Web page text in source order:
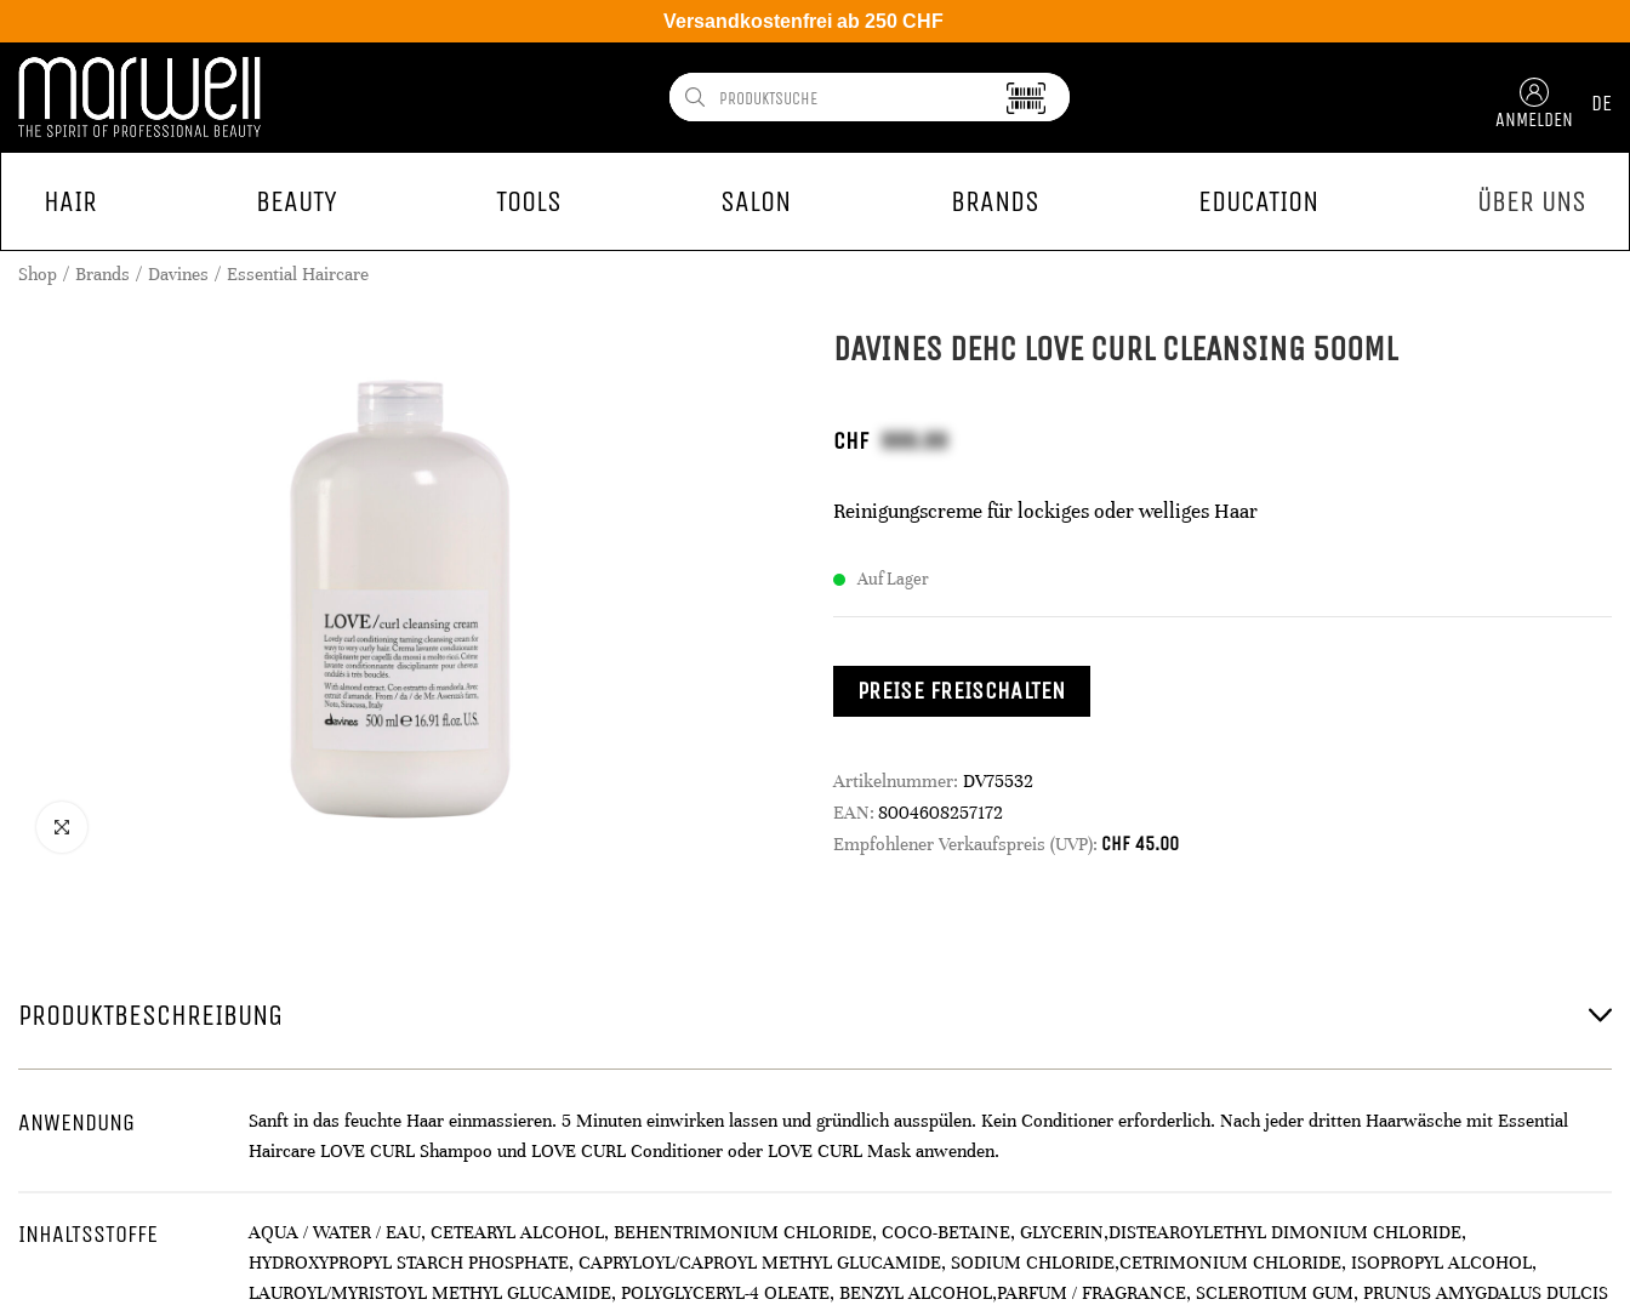
Versandkostenfrei ab 250 CHF
ANMELDEN
DE
HAIR BEAUTY TOOLS SALON BRANDS EDUCATION ÜBER UNS
Shop Brands Davines Essential Haircare
DAVINES DEHC LOVE CURL CLEANSING 500ML
CHF
Reinigungscreme für lockiges oder welliges Haar
Auf Lager
PREISE FREISCHALTEN
Artikelnummer: DV75532
EAN: 8004608257172
Empfohlener Verkaufspreis (UVP): CHF 45.00
PRODUKTBESCHREIBUNG
ANWENDUNG
Sanft in das feuchte Haar einmassieren. 5 Minuten einwirken lassen und gründlich ausspülen. Kein Conditioner erforderlich. Nach jeder dritten Haarwäsche mit Essential
Haircare LOVE CURL Shampoo und LOVE CURL Conditioner oder LOVE CURL Mask anwenden.
INHALTSSTOFFE
AQUA / WATER / EAU, CETEARYL ALCOHOL, BEHENTRIMONIUM CHLORIDE, COCO-BETAINE, GLYCERIN,DISTEAROYLETHYL DIMONIUM CHLORIDE,
HYDROXYPROPYL STARCH PHOSPHATE, CAPRYLOYL/CAPROYL METHYL GLUCAMIDE, SODIUM CHLORIDE,CETRIMONIUM CHLORIDE, ISOPROPYL ALCOHOL,
LAUROYL/MYRISTOYL METHYL GLUCAMIDE, POLYGLYCERYL-4 OLEATE, BENZYL ALCOHOL,PARFUM / FRAGRANCE, SCLEROTIUM GUM, PRUNUS AMYGDALUS DULCIS